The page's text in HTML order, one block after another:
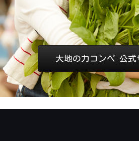
大地の力コンペ 公式